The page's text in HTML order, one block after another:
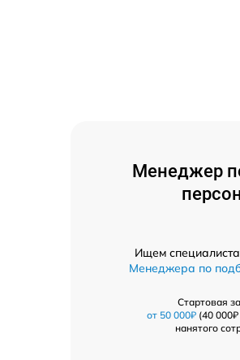
Менеджер
Ищем
Менеджера по
Стартовая
от 50 000₽(40 000₽
нанятого